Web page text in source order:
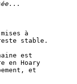
à
stable.
est
en Hoary
et